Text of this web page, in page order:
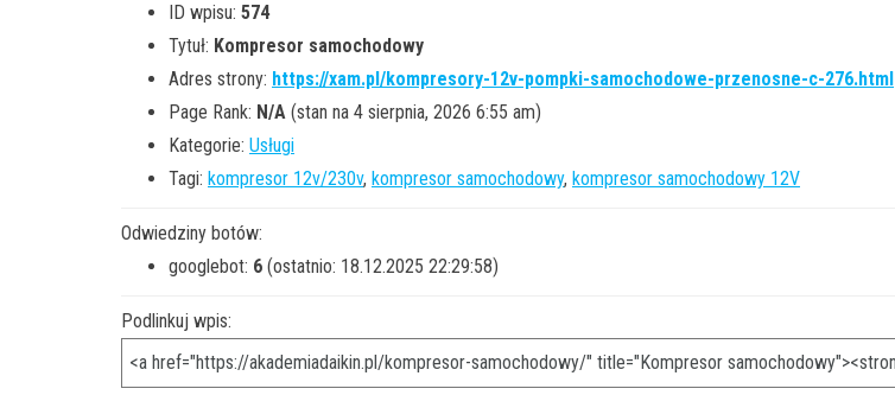
ID wpisu: 574
Tytuł: Kompresor samochodowy
Adres strony: https://xam.pl/kompresory-12v-pompki-samochodowe-przenosne-c-276.html
Page Rank: N/A (stan na 4 sierpnia, 2026 6:55 am)
Kategorie: Usługi
Tagi: kompresor 12v/230v, kompresor samochodowy, kompresor samochodowy 12V
Odwiedziny botów:
googlebot: 6 (ostatnio: 18.12.2025 22:29:58)
Podlinkuj wpis: